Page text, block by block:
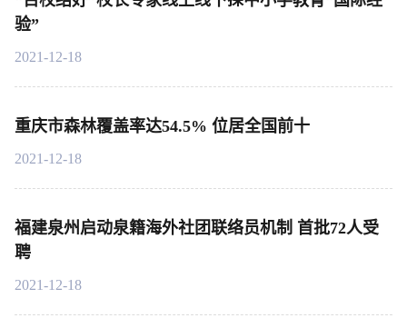
验”
2021-12-18
重庆市森林覆盖率达54.5% 位居全国前十
2021-12-18
福建泉州启动泉籍海外社团联络员机制 首批72人受
聘
2021-12-18